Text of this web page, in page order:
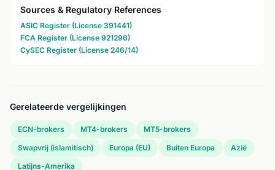
Sources & Regulatory References
ASIC Register (License 391441)
FCA Register (License 921296)
CySEC Register (License 246/14)
Gerelateerde vergelijkingen
ECN-brokers MT4-brokers
MT5-brokers
Swapvrij (islamitisch)
Europa (EU) Buiten Europa
Azië
Latijns-Amerika